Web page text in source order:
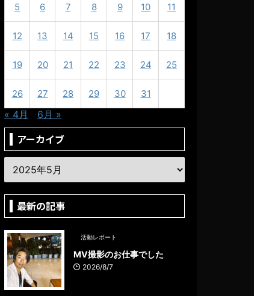
5 6 7 8 9 10 11
12 13 14 15 16 17 18
19 20 21 22 23 24 25
26 27 28 29 30 31
« 4月 6月 »
アーカイブ
最新の記事
活動レポート
MV撮影のお仕事でした
2026/8/7